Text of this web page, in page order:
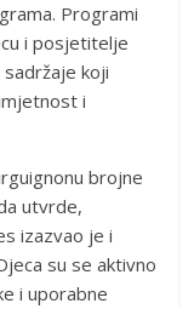
Programi
i posjetitelje
koji
i
brojne
utvrde,
izazvao je i
su se aktivno
i uporabne